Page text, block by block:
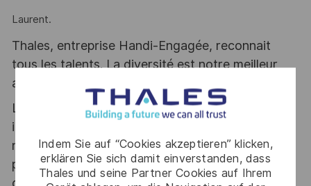
Indem Sie auf “Cookies akzeptieren” klicken,
erklären Sie sich damit einverstanden, dass
Thales und seine Partner Cookies auf Ihrem
Laurent.
Thales, entreprise Handi-Engagée, reconnait
tous les talents. La diversité est notre meilleur
atout. Postulez et rejoignez nous !
Le poste pouvant nécessiter d'accéder à des
informations relevant du secret de la défense
nationale, la personne retenue fera l'objet d'une
procédure d’habilitation, conformément aux